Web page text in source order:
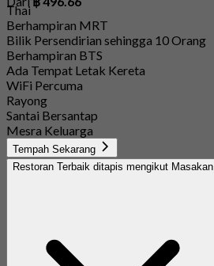
Thai
Berhampiran MRT
Bilik Persendirian sehingga 10 Orang
Berhampiran BTS
Ada Tempat Letak Kereta
WiFi Percuma
Rayong
Santai Bersantap
Mesra Keluarga
Tempah Sekarang
Restoran Terbaik ditapis mengikut Masakan